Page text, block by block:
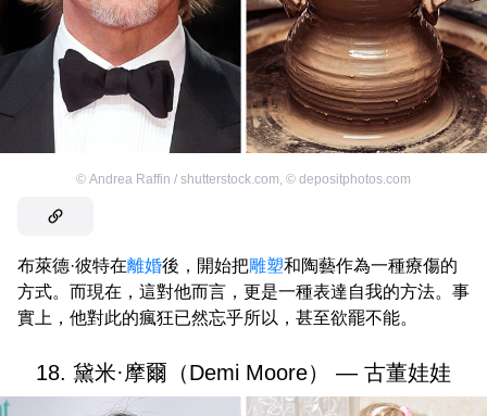
© Andrea Raffin / shutterstock.com © depositphotos.com
布萊德·彼特在離婚後，開始把雕塑和陶藝作為一種療傷的
方式。而現在，這對他而言，更是一種表達自我的方法。事
實上，他對此的瘋狂已然忘乎所以，甚至欲罷不能。
18. 黛米·摩爾（Demi Moore） — 古董娃娃